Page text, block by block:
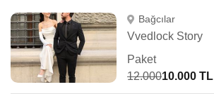
Bağcılar
Vvedlock Story
Paket
12.00010.000 TL